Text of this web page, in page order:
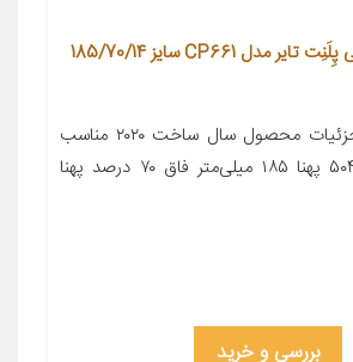
لاستیک خودرو جِی‌ پِلَنِت تایر مدل CP661 سایز 185/70/14
معرفی محصول جزئیات محصول سال ساخت ۲۰۲۰ مناسب
برای خودرو پژو ۵۰۴ پهنا ۱۸۵ میلی‌متر فاق ۷۰ درصد پهنا
بررسی و خرید